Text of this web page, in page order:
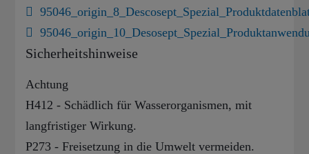
Sicherheitshinweise
Achtung
H412 - Schädlich für Wasserorganismen, mit
langfristiger Wirkung.
P273 - Freisetzung in die Umwelt vermeiden.